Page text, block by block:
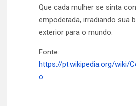
Que cada mulher se sinta
empoderada, irradiando sua
exterior para o mundo.
Fonte:
https://pt.wikipedia.org/wiki/
o